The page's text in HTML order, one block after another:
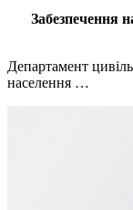
Забезпечення
Департамент
населення …